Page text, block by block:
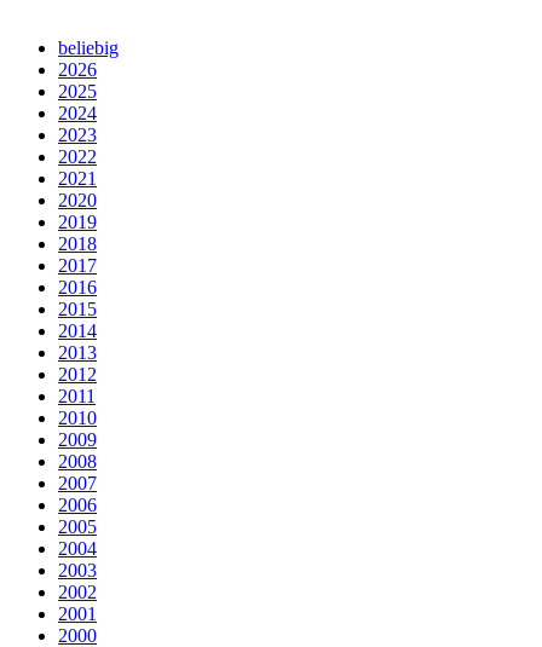
beliebig
2026
2025
2024
2023
2022
2021
2020
2019
2018
2017
2016
2015
2014
2013
2012
2011
2010
2009
2008
2007
2006
2005
2004
2003
2002
2001
2000